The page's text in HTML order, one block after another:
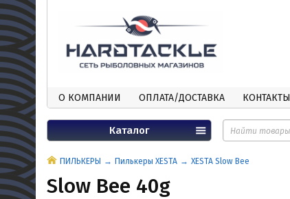
О КОМПАНИИ ОПЛАТА/ДОСТАВКА КОНТАКТЫ
Каталог
ПИЛЬКЕРЫ Пилькеры XESTA XESTA Slow Bee
Slow Bee 40g